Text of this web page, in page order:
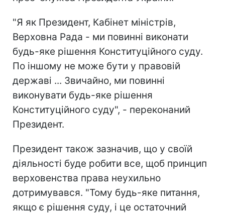
"Я як Президент, Кабінет міністрів,
Верховна Рада - ми повинні виконати
будь-яке рішення Конституційного суду.
По іншому не може бути у правовій
державі ... Звичайно, ми повинні
виконувати будь-яке рішення
Конституційного суду", - переконаний
Президент.
Президент також зазначив, що у своїй
діяльності буде робити все, щоб принцип
верховенства права неухильно
дотримувався. "Тому будь-яке питання,
якщо є рішення суду, і це остаточний